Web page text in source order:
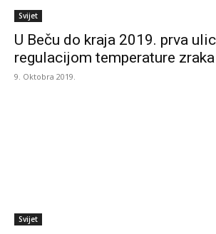
Svijet
U Beču do kraja 2019. prva
regulacijom temperature zraka
9. Oktobra 2019.
Svijet